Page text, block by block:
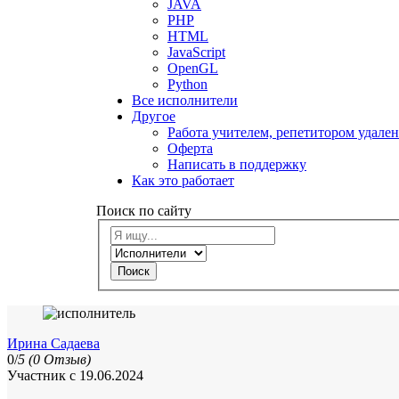
JAVA
PHP
HTML
JavaScript
OpenGL
Python
Все исполнители
Другое
Работа учителем, репетитором
Оферта
Написать в поддержку
Как это работает
Поиск по сайту
Поиск
Ирина Садаева
0/5 (0 Отзыв)
Участник с 19.06.2024